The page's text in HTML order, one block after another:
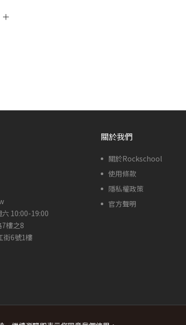
10:00-19:00
樓之8
街6號1樓
關於我們
關於Rockschool
使用條款
隱私權政策
官方聲明